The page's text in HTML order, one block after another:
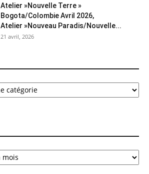
Atelier »Nouvelle Terre »
Bogota/Colombie Avril 2026,
Atelier »Nouveau Paradis/Nouvelle...
21 avril, 2026